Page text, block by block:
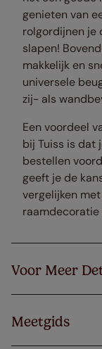
genieten van
rolgordijnen je
slapen!
makkelijk en
universele
zij- als
Een voordeel
bij Tuiss is dat
bestellen
geeft je de
vergelijken
Voor Meer
Meetgids